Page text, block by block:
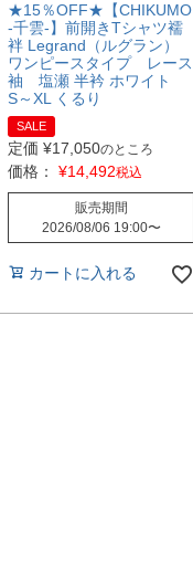
★15％OFF★【CHIKUMO
-千雲-】前開きTシャツ襦
袢 Legrand（ルグラン）
ワンピースタイプ レース
袖 塩瀬 半衿 ホワイト
S～XL くるり
SALE
定価 ¥17,050のところ
価格： ¥14,492税込
販売期間
2026/08/06 19:00〜
カートに入れる